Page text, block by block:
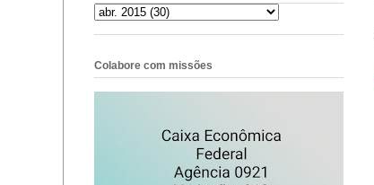
Colabore com missões